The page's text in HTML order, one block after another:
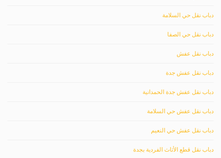
دباب نقل حي السلامة
دباب نقل حي الصفا
دباب نقل عفش
دباب نقل عفش جدة
دباب نقل عفش جدة الحمدانية
دباب نقل عفش حي السلامة
دباب نقل عفش حي النعيم
دباب نقل قطع الأثاث الفردية بجدة